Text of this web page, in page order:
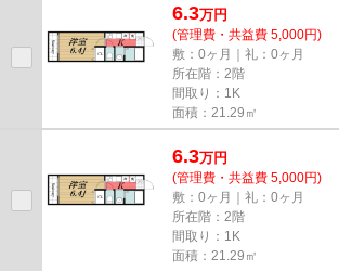
6.3万円
(管理費・共益費 5,000円)
敷：0ヶ月｜礼：0ヶ月
所在階：2階
間取り：1K
面積：21.29㎡
6.3万円
(管理費・共益費 5,000円)
敷：0ヶ月｜礼：0ヶ月
所在階：2階
間取り：1K
面積：21.29㎡